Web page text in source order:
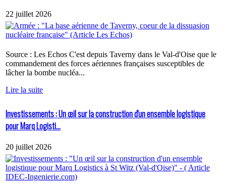
22 juillet 2026
Source : Les Echos C'est depuis Taverny dans le Val-d'Oise que le
commandement des forces aériennes françaises susceptibles de
lâcher la bombe nucléa...
Lire la suite
Investissements : Un œil sur la construction d'un ensemble logistique
pour Marq Logisti...
20 juillet 2026